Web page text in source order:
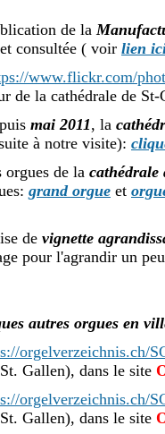
de la
consultée ( voir lien
www.flickr.com/
de la cathédrale de
mai 2011, la
à notre visite):
de la cathédrale
grand orgue et
de vignette
pour l'agrandir un
autres orgues en
orgelverzeichnis.ch/
Gallen), dans le site
orgelverzeichnis.ch/
Gallen), dans le site